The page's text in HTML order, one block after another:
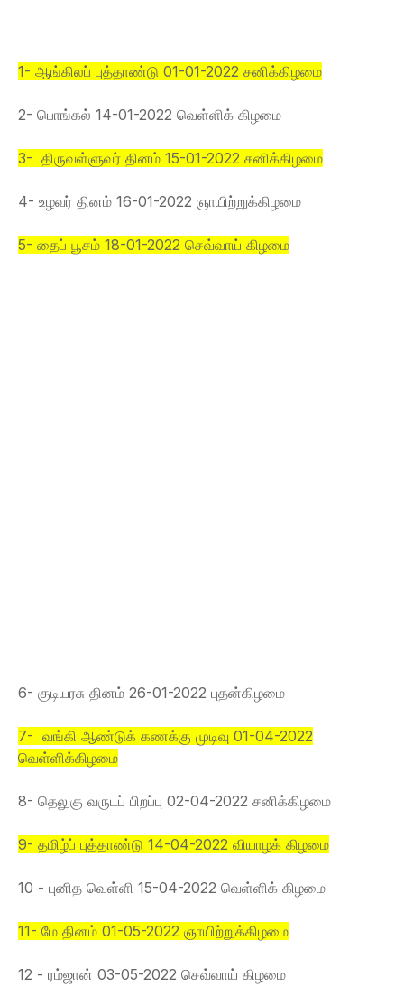
1- ஆங்கிலப் புத்தாண்டு 01-01-2022 சனிக்கிழமை
2- பொங்கல் 14-01-2022 வெள்ளிக் கிழமை
3- திருவள்ளுவர் தினம் 15-01-2022 சனிக்கிழமை
4- உழவர் தினம் 16-01-2022 ஞாயிற்றுக்கிழமை
5- தைப் பூசம் 18-01-2022 செவ்வாய் கிழமை
6- குடியரசு தினம் 26-01-2022 புதன்கிழமை
7- வங்கி ஆண்டுக் கணக்கு முடிவு 01-04-2022
வெள்ளிக்கிழமை
8- தெலுகு வருடப் பிறப்பு 02-04-2022 சனிக்கிழமை
9- தமிழ்ப் புத்தாண்டு 14-04-2022 வியாழக் கிழமை
10 - புனித வெள்ளி 15-04-2022 வெள்ளிக் கிழமை
11- மே தினம் 01-05-2022 ஞாயிற்றுக்கிழமை
12 - ரம்ஜான் 03-05-2022 செவ்வாய் கிழமை